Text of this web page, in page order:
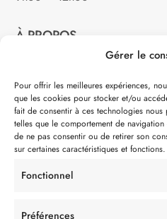
Gérer le
Pour offrir les meilleures expériences,
que les cookies pour stocker et/ou
fait de consentir à ces technologies
telles que le comportement de
de ne pas consentir ou de retirer son
sur certaines caractéristiques et fonctions.
Fonctionnel
Préférences
À PROPOS
Notre philosophie
Contact
Partenaire de: